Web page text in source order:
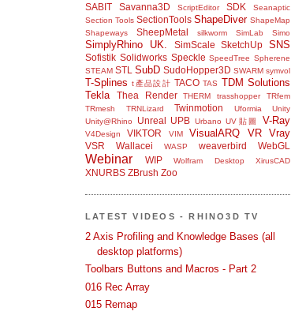
SABIT Savanna3D ScriptEditor SDK
Seanaptic
Section Tools SectionTools ShapeDiver ShapeMap
Shapeways
SheepMetal silkworm SimLab Simo
SimplyRhino UK. SimScale SketchUp SNS
Sofistik Solidworks Speckle SpeedTree Spherene
STEAM STL SubD SudoHopper3D SWARM symvol
T-Splines t產品設計 TACO TAS TDM Solutions
Tekla
Thea Render THERM trasshopper
TRfem
TRmesh
TRNLizard Twinmotion Uformia
Unity
Unity@Rhino
Unreal UPB Urbano UV貼圖 V-Ray
V4Design VIKTOR VIM VisualARQ VR Vray
VSR Wallacei WASP weaverbird WebGL
Webinar WIP Wolfram Desktop XirusCAD
XNURBS ZBrush Zoo
LATEST VIDEOS - RHINO3D TV
2 Axis Profiling and Knowledge Bases (all
desktop platforms)
Toolbars Buttons and Macros - Part 2
016 Rec Array
015 Remap